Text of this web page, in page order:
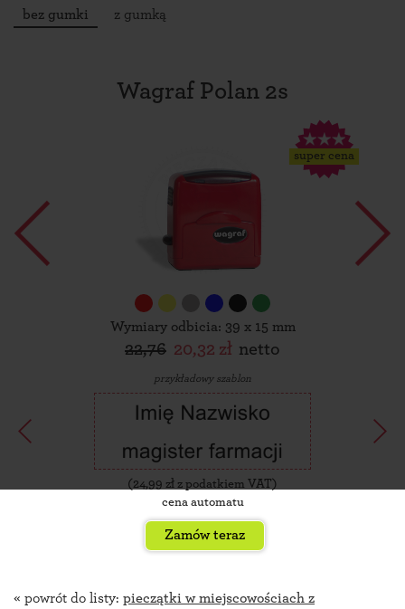
bez gumki z gumką
Wagraf Polan 2s
super cena
Wymiary odbicia: 39 x 15 mm
22,76 20,32 zł netto
przykładowy szablon
( 24,99 zł z podatkiem VAT)
cena automatu
Zamów teraz
« powrót do listy: pieczątki w miejscowościach z